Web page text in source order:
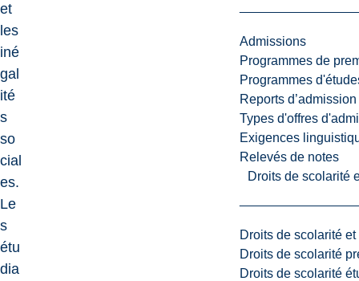
Admissions
Programmes de
Programmes
Reports d’admission
Types d'offres
Exigences
Relevés de notes
Droits de scolarité
Droits de scolarité
Droits de scolarité
Droits de scolarité
et
les
iné
gal
ité
s
so
cial
es.
Le
s
étu
dia